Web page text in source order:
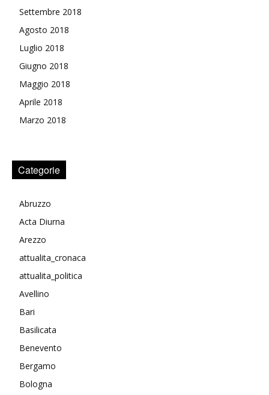
Settembre 2018
Agosto 2018
Luglio 2018
Giugno 2018
Maggio 2018
Aprile 2018
Marzo 2018
Categorie
Abruzzo
Acta Diurna
Arezzo
attualita_cronaca
attualita_politica
Avellino
Bari
Basilicata
Benevento
Bergamo
Bologna